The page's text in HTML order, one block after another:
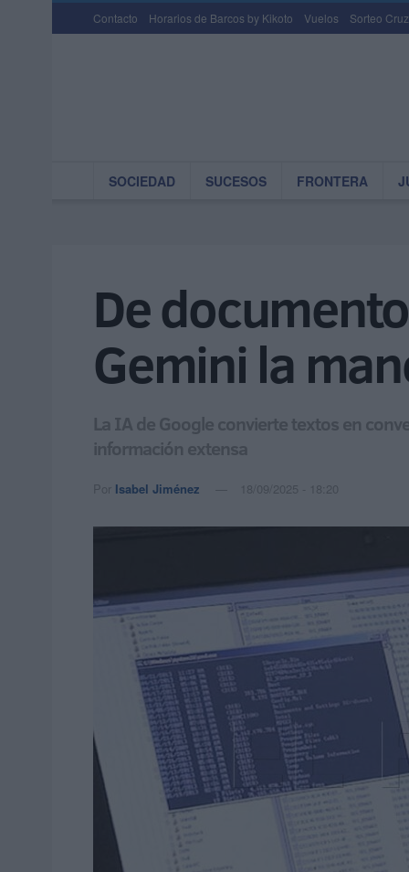
Contacto Horarios de Barcos by Kikoto Vuelos Sorteo
SOCIEDAD SUCESOS FRONTERA
De
Gemini la
La IA de Google convierte textos en
información extensa
Por Isabel Jiménez 18/09/2025 - 18:20